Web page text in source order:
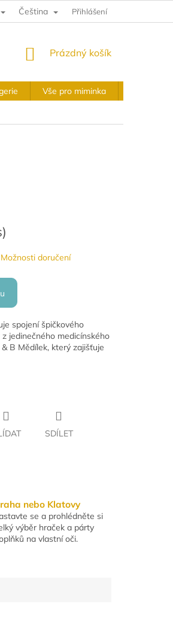
PODMÍNKY OBCHODNÍ PODMÍNKY
Čeština Přihlášení
NÁKUPNÍ
Prázdný košík
Vše pro miminka
)
Možnosti doručení
spojení špičkového
jedinečného medicínského
B Mědílek, který zajišťuje
SDÍLET
nebo Klatovy
se a prohlédněte si
výběr hraček a párty
na vlastní oči.